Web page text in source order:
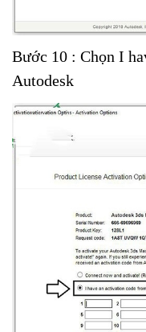
Bước 10 : Chọn I
Autodesk